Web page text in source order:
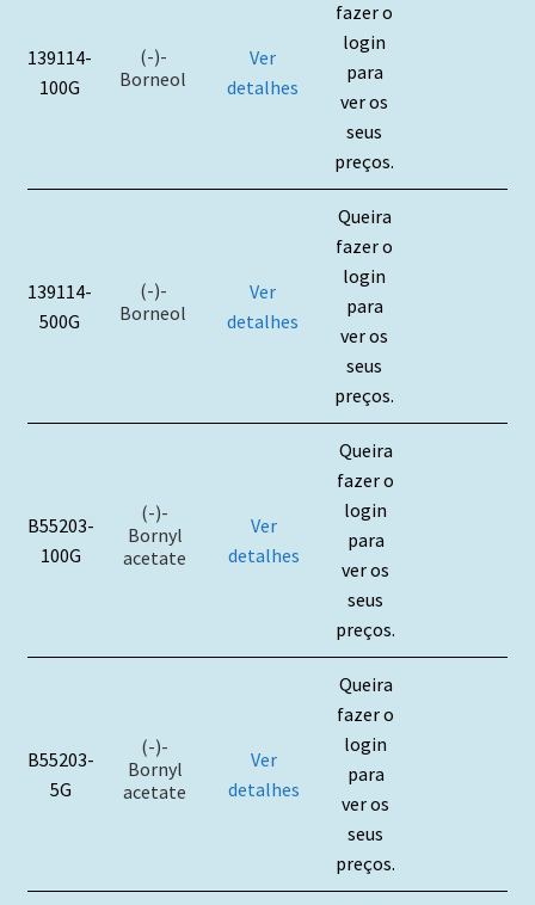
139114-
100G
(-)-
Borneol
Ver
detalhes
fazer o
login
para
ver os
seus
preços.
139114-
500G
(-)-
Borneol
Ver
detalhes
Queira
fazer o
login
para
ver os
seus
preços.
B55203-
100G
(-)-
Bornyl
acetate
Ver
detalhes
Queira
fazer o
login
para
ver os
seus
preços.
B55203-
5G
(-)-
Bornyl
acetate
Ver
detalhes
Queira
fazer o
login
para
ver os
seus
preços.